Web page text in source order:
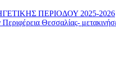
ΠΕΡΙΟΔΟΥ 2025-2026
Θεσσαλίας-